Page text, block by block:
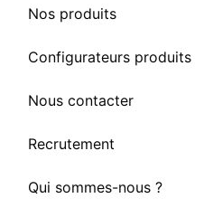
Nos produits
Configurateurs produits
Nous contacter
Recrutement
Qui sommes-nous ?